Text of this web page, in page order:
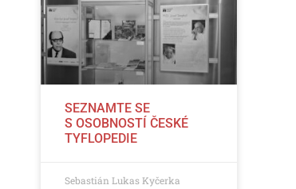
SEZNAMTE SE
S OSOBNOSTÍ ČESKÉ
TYFLOPEDIE
Sebastián Lukas Kyčerka